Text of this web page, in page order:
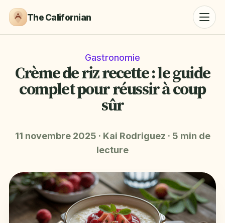
The Californian
Gastronomie
Crème de riz recette : le guide
complet pour réussir à coup
sûr
11 novembre 2025 · Kai Rodriguez · 5 min de
lecture